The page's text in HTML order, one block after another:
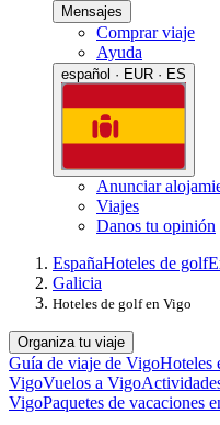
Mensajes
Comprar viaje
Ayuda
español · EUR · ES
Anunciar
Viajes
Danos tu opinión
EspañaHoteles de golf
Galicia
Hoteles de golf en Vigo
Organiza tu viaje
Guía de viaje de VigoHoteles
VigoVuelos a Vigo
VigoPaquetes de vacaciones